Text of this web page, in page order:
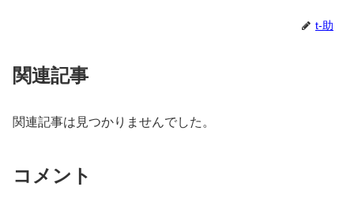
t-助
関連記事
関連記事は見つかりませんでした。
コメント